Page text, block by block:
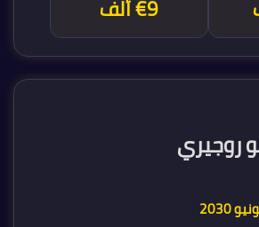
€9 ألف